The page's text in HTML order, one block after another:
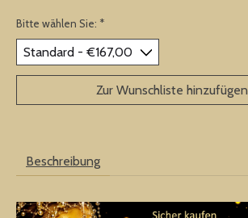
Bitte wählen Sie: *
Zur Wunschliste hinzufügen
Beschreibung